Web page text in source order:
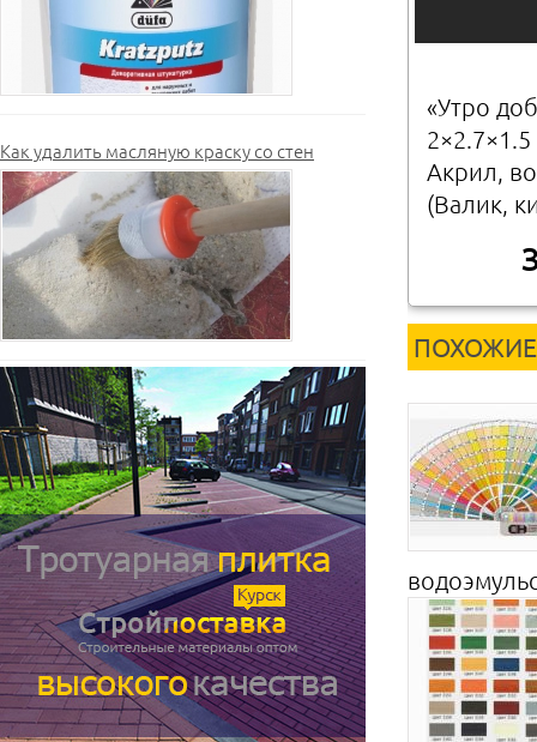
Как удалить масляную краску со стен
«Утро
Акрил,
(Валик,